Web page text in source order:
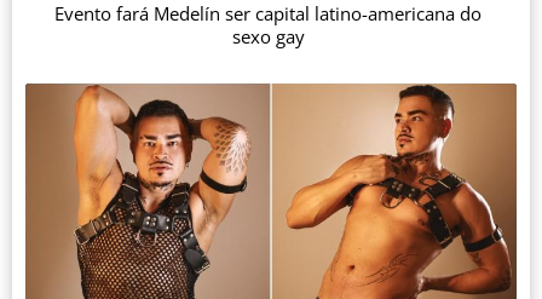
Evento fará Medelín ser capital latino-americana do
sexo gay